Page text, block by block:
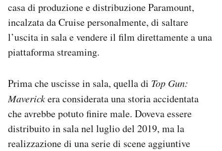
casa di produzione e distribuzione Paramount,
incalzata da Cruise personalmente, di saltare
l’uscita in sala e vendere il film direttamente a una
piattaforma streaming.
Prima che uscisse in sala, quella di Top Gun:
Maverickera considerata una storia accidentata
che avrebbe potuto finire male. Doveva essere
distribuito in sala nel luglio del 2019, ma la
realizzazione di una serie di scene aggiuntive